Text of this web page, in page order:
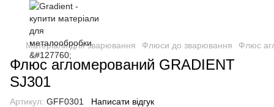
Матеріали для зварювання Флюси до зварювання Флюс
Флюс агломерований GRADIENT
SJ301
Артикул: GFF0301 Написати відгук